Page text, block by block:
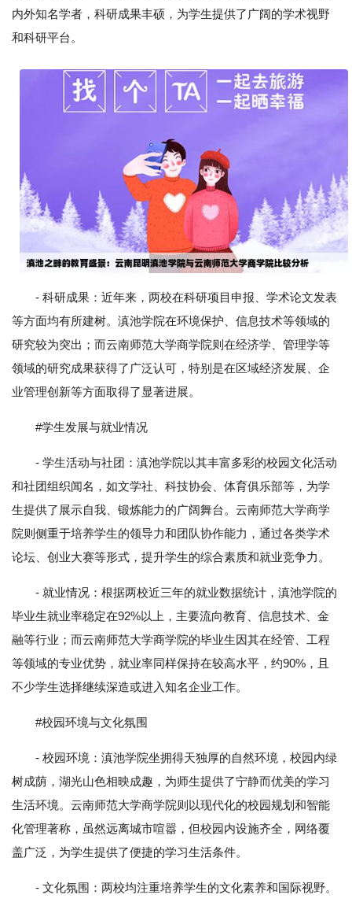
内外知名学者，科研成果丰硕，为学生提供了广阔的学术视野
和科研平台。
- 科研成果：近年来，两校在科研项目申报、学术论文发表
等方面均有所建树。滇池学院在环境保护、信息技术等领域的
研究较为突出；而云南师范大学商学院则在经济学、管理学等
领域的研究成果获得了广泛认可，特别是在区域经济发展、企
业管理创新等方面取得了显著进展。
#学生发展与就业情况
- 学生活动与社团：滇池学院以其丰富多彩的校园文化活动
和社团组织闻名，如文学社、科技协会、体育俱乐部等，为学
生提供了展示自我、锻炼能力的广阔舞台。云南师范大学商学
院则侧重于培养学生的领导力和团队协作能力，通过各类学术
论坛、创业大赛等形式，提升学生的综合素质和就业竞争力。
- 就业情况：根据两校近三年的就业数据统计，滇池学院的
毕业生就业率稳定在92%以上，主要流向教育、信息技术、金
融等行业；而云南师范大学商学院的毕业生因其在经管、工程
等领域的专业优势，就业率同样保持在较高水平，约90%，且
不少学生选择继续深造或进入知名企业工作。
#校园环境与文化氛围
- 校园环境：滇池学院坐拥得天独厚的自然环境，校园内绿
树成荫，湖光山色相映成趣，为师生提供了宁静而优美的学习
生活环境。云南师范大学商学院则以现代化的校园规划和智能
化管理著称，虽然远离城市喧嚣，但校园内设施齐全，网络覆
盖广泛，为学生提供了便捷的学习生活条件。
- 文化氛围：两校均注重培养学生的文化素养和国际视野。